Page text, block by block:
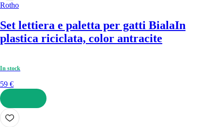
Rotho
Set lettiera e paletta per gatti BialaIn
plastica riciclata, color antracite
In stock
59 €
AGGIUNGI